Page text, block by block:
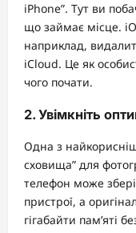
iPhone”. Тут ви
що займає місце.
наприклад,
iCloud. Це як
чого почати.
2. Увімкніть
Одна з
сховища” для
телефон може
пристрої, а
гігабайти пам’яті